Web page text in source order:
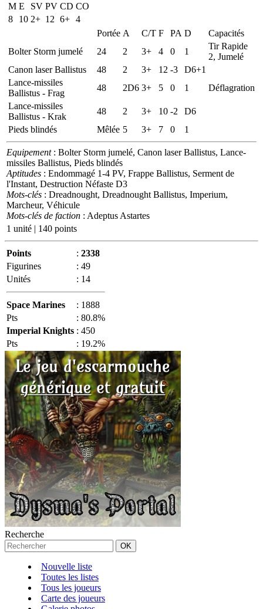
M E SV PV CD CO
8
10 2+ 12 6+ 4
Portée A C/T F PA D
Capacités
Bolter Storm jumelé
24 2 3+ 4 0 1
Tir Rapide
2, Jumelé
Canon laser Ballistus
48 2 3+ 12 -3
D6+1
Lance-missiles
Ballistus - Frag
48 2D6 3+ 5 0 1
Déflagration
Lance-missiles
Ballistus - Krak
48 2 3+ 10 -2
D6
Pieds blindés
Mêlée 5 3+ 7 0 1
Equipement: Bolter Storm jumelé, Canon laser Ballistus, Lance-
missiles Ballistus, Pieds blindés
Aptitudes : Endommagé 1-4 PV, Frappe Ballistus, Serment de
l'Instant, Destruction Néfaste D3
Mots-clés : Dreadnought, Dreadnought Ballistus, Imperium,
Marcheur, Véhicule
Mots-clés de faction : Adeptus Astartes
1 unité | 140 points
Points : 2338
Figurines
: 49
Unités
: 14
Space Marines : 1888
Pts
: 80.8%
Imperial Knights : 450
Pts
: 19.2%
Recherche
Nouvelle liste
Toutes les listes
Tous les joueurs
Carte des joueurs